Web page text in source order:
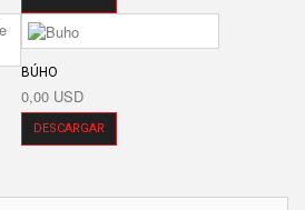
BÚHO
0,00 USD
DESCARGAR